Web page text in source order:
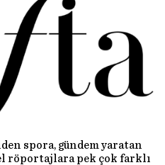
spora, gündem yaratan
röportajlara pek çok farklı